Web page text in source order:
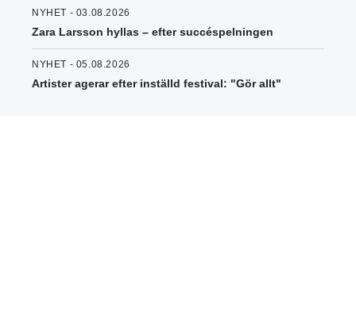
NYHET - 03.08.2026
Zara Larsson hyllas – efter succéspelningen
NYHET - 05.08.2026
Artister agerar efter inställd festival: "Gör allt"